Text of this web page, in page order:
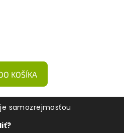
KOŠÍKA
je samozrejmosťou